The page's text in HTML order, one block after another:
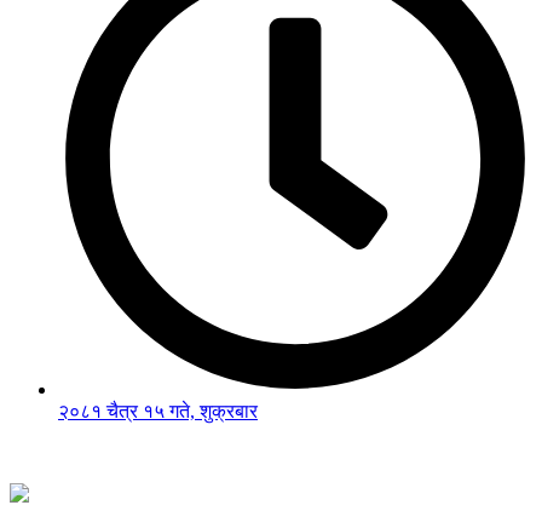
२०८१ चैत्र १५ गते, शुक्रबार